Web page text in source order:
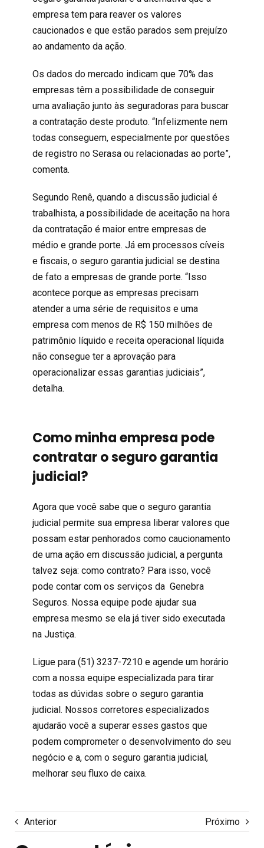
empresa tem para reaver os valores
caucionados e que estão parados sem prejuízo
ao andamento da ação.
Os dados do mercado indicam que 70% das
empresas têm a possibilidade de conseguir
uma avaliação junto às seguradoras para buscar
a contratação deste produto. “Infelizmente nem
todas conseguem, especialmente por questões
de registro no Serasa ou relacionadas ao porte”,
comenta.
Segundo Renê, quando a discussão judicial é
trabalhista, a possibilidade de aceitação na hora
da contratação é maior entre empresas de
médio e grande porte. Já em processos cíveis
e fiscais, o seguro garantia judicial se destina
de fato a empresas de grande porte. “Isso
acontece porque as empresas precisam
atender a uma série de requisitos e uma
empresa com menos de R$ 150 milhões de
patrimônio líquido e receita operacional líquida
não consegue ter a aprovação para
operacionalizar essas garantias judiciais”,
detalha.
Como minha empresa pode
contratar o seguro garantia
judicial?
Agora que você sabe que o seguro garantia
judicial permite sua empresa liberar valores que
possam estar penhorados como caucionamento
de uma ação em discussão judicial, a pergunta
talvez seja: como contrato? Para isso, você
pode contar com os serviços da Genebra
Seguros. Nossa equipe pode ajudar sua
empresa mesmo se ela já tiver sido executada
na Justiça.
Ligue para (51) 3237-7210 e agende um horário
com a nossa equipe especializada para tirar
todas as dúvidas sobre o seguro garantia
judicial. Nossos corretores especializados
ajudarão você a superar esses gastos que
podem comprometer o desenvolvimento do seu
negócio e a, com o seguro garantia judicial,
melhorar seu fluxo de caixa.
Anterior Próximo